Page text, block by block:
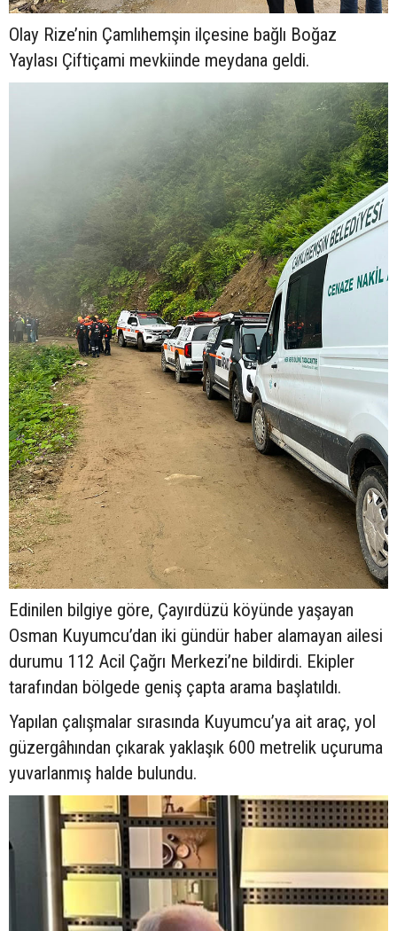
Olay Rize’nin Çamlıhemşin ilçesine bağlı Boğaz
Yaylası Çiftiçami mevkiinde meydana geldi.
Edinilen bilgiye göre, Çayırdüzü köyünde yaşayan
Osman Kuyumcu’dan iki gündür haber alamayan ailesi
durumu 112 Acil Çağrı Merkezi’ne bildirdi. Ekipler
tarafından bölgede geniş çapta arama başlatıldı.
Yapılan çalışmalar sırasında Kuyumcu’ya ait araç, yol
güzergâhından çıkarak yaklaşık 600 metrelik uçuruma
yuvarlanmış halde bulundu.